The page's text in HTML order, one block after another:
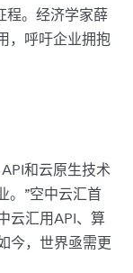
程。经济学家薛
，呼吁企业拥抱
和云原生技术
。”空中云汇首
云汇用API、算
今，世界亟需更